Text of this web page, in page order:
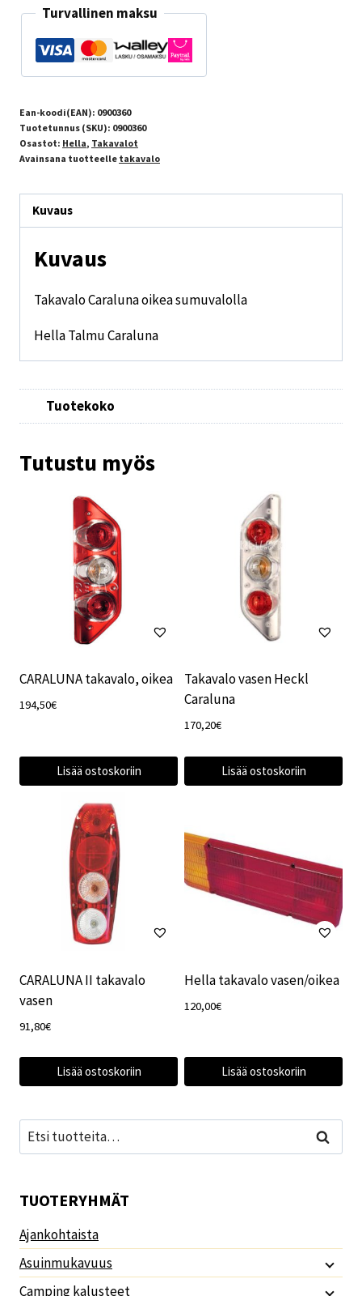
Turvallinen maksu
Ean-koodi(EAN): 0900360
Tuotetunnus (SKU): 0900360
Osastot: Hella, Takavalot
Avainsana tuotteelle takavalo
Kuvaus
Kuvaus
Takavalo Caraluna oikea sumuvalolla
Hella Talmu Caraluna
Tuotekoko
Tutustu myös
CARALUNA takavalo, oikea
194,50€
Lisää ostoskoriin
Takavalo vasen Heckl
Caraluna
170,20€
Lisää ostoskoriin
CARALUNA II takavalo
vasen
91,80€
Lisää ostoskoriin
Hella takavalo vasen/oikea
120,00€
Lisää ostoskoriin
Etsi: Haku
TUOTERYHMÄT
Ajankohtaista
Asuinmukavuus
Camping kalusteet